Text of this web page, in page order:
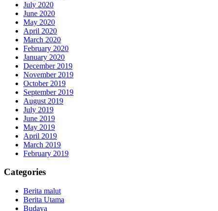
July 2020
June 2020
May 2020
April 2020
March 2020
February 2020
January 2020
December 2019
November 2019
October 2019
September 2019
August 2019
July 2019
June 2019
May 2019
April 2019
March 2019
February 2019
Categories
Berita malut
Berita Utama
Budaya